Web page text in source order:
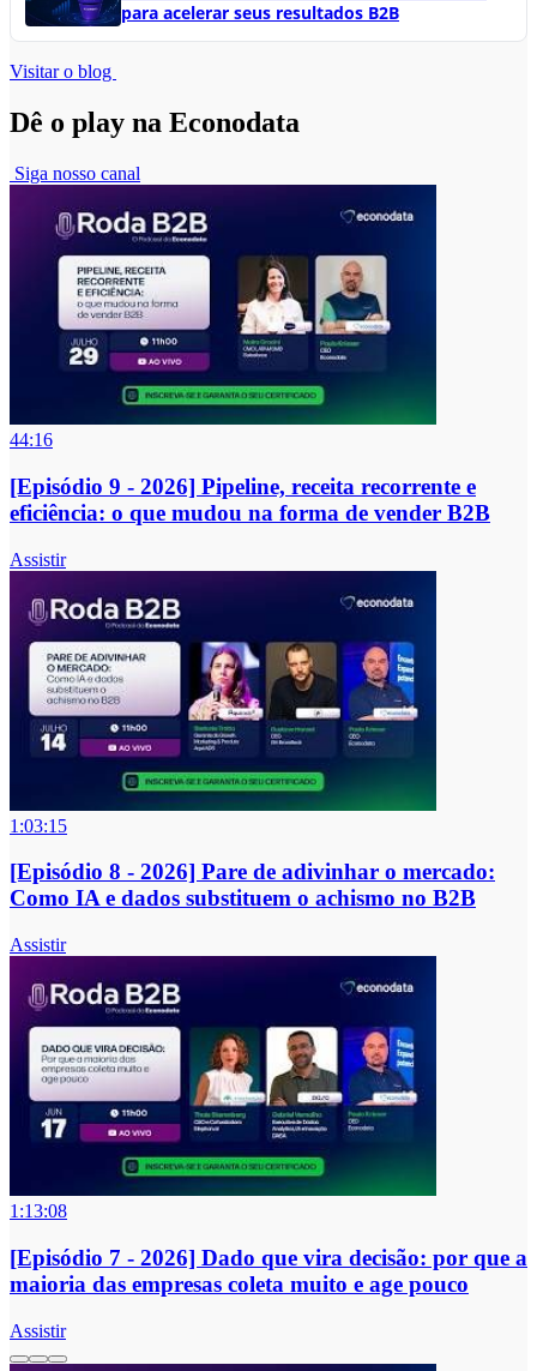
para acelerar seus resultados B2B
Visitar o blog
Dê o play na Econodata
Siga nosso canal
44:16
[Episódio 9 - 2026] Pipeline, receita recorrente e
eficiência: o que mudou na forma de vender B2B
Assistir
1:03:15
[Episódio 8 - 2026] Pare de adivinhar o mercado:
Como IA e dados substituem o achismo no B2B
Assistir
1:13:08
[Episódio 7 - 2026] Dado que vira decisão: por que a
maioria das empresas coleta muito e age pouco
Assistir